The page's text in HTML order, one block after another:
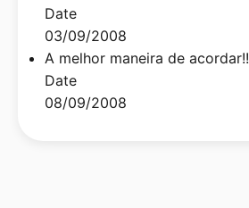
Date
03/09/2008
A melhor maneira de acordar!!
Date
08/09/2008